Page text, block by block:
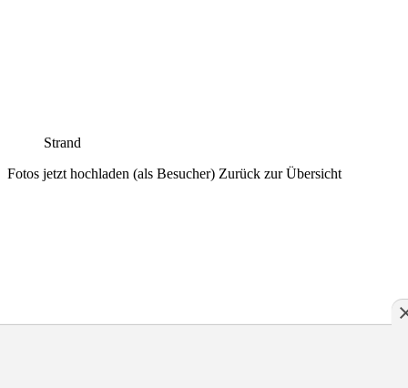
Strand
Fotos jetzt hochladen (als Besucher) Zurück zur Übersicht